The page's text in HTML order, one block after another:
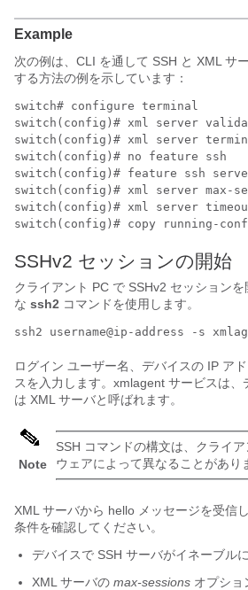
Example
次の例は、CLI を通して SSH と XML サ
する方法の例を示しています：
switch# configure terminal
switch(config)# xml server
switch(config)# xml server
switch(config)# no feature ssh
switch(config)# feature ssh
switch(config)# xml server max-
switch(config)# xml server
switch(config)# copy running-
SSHv2 セッションの開始
クライアント PC で SSHv2 セッション
な ssh2 コマンドを使用します。
ssh2 username@ip-address -s
ログイン ユーザー名、デバイスの IP ア
スを入力します。xmlagent サービスは
は XML サーバと呼ばれます。
Note
SSH コマンドの構文は、クライ
ウェアによって異なることがあり
XML サーバから hello メッセージを受信
条件を確認してください。
デバイスで SSH サーバがイネーブル
XML サーバの max-sessions オプショ